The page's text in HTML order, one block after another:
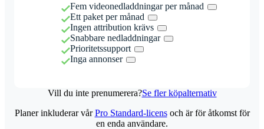
Fem videonedladdningar per månad
Ett paket per månad
Ingen attribution krävs
Snabbare nedladdningar
Prioritetssupport
Inga annonser
Vill du inte prenumerera?Se fler köpalternativ
Planer inkluderar vårPro Standard-licensoch är för åtkomst för
en enda användare.